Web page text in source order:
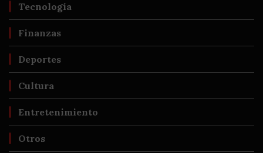
Tecnología
Finanzas
Deportes
Cultura
Entretenimiento
Otros